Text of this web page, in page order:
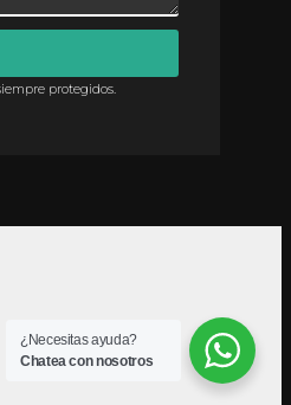
protegidos.
¿Necesitas ayuda?
Chatea con nosotros